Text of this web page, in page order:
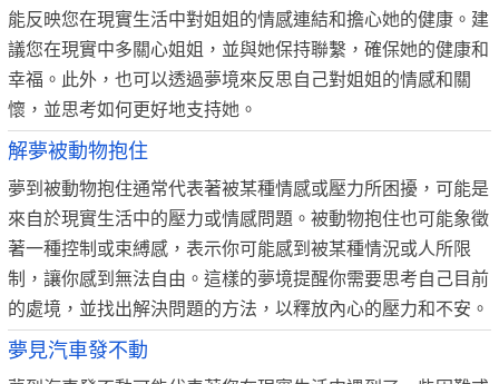
能反映您在現實生活中對姐姐的情感連結和擔心她的健康。建
議您在現實中多關心姐姐，並與她保持聯繫，確保她的健康和
幸福。此外，也可以透過夢境來反思自己對姐姐的情感和關
懷，並思考如何更好地支持她。
解夢被動物抱住
夢到被動物抱住通常代表著被某種情感或壓力所困擾，可能是
來自於現實生活中的壓力或情感問題。被動物抱住也可能象徵
著一種控制或束縛感，表示你可能感到被某種情況或人所限
制，讓你感到無法自由。這樣的夢境提醒你需要思考自己目前
的處境，並找出解決問題的方法，以釋放內心的壓力和不安。
夢見汽車發不動